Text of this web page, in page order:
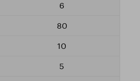
6
80
10
5